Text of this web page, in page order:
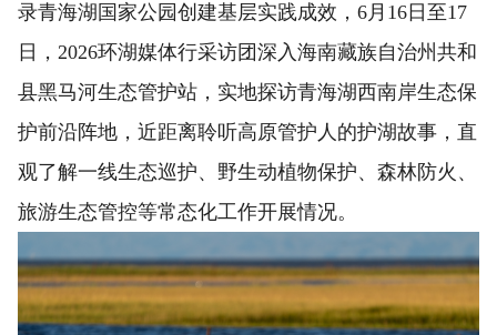
录青海湖国家公园创建基层实践成效，6月16日至17
日，2026环湖媒体行采访团深入海南藏族自治州共和
县黑马河生态管护站，实地探访青海湖西南岸生态保
护前沿阵地，近距离聆听高原管护人的护湖故事，直
观了解一线生态巡护、野生动植物保护、森林防火、
旅游生态管控等常态化工作开展情况。